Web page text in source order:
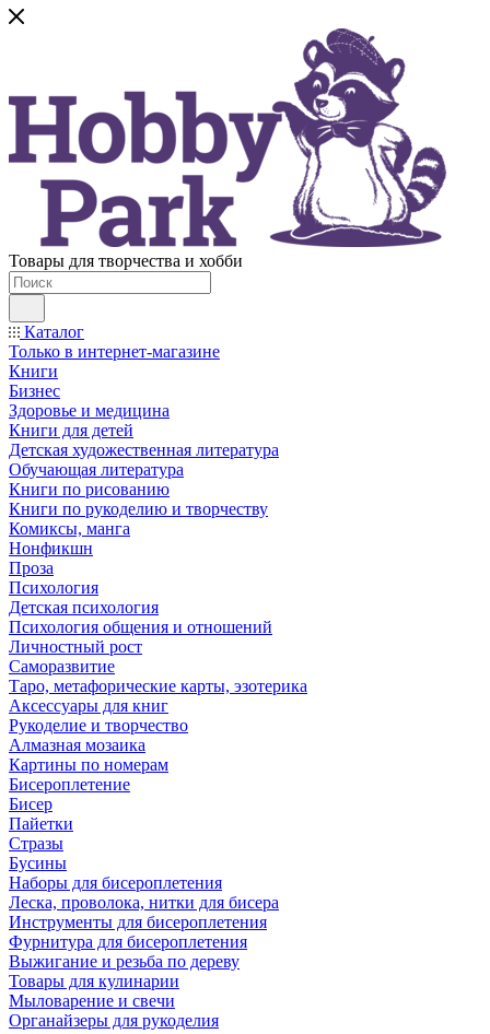
Товары для творчества и хобби
Каталог
Только в интернет-магазине
Книги
Бизнес
Здоровье и медицина
Книги для детей
Детская художественная литература
Обучающая литература
Книги по рисованию
Книги по рукоделию и творчеству
Комиксы, манга
Нонфикшн
Проза
Психология
Детская психология
Психология общения и отношений
Личностный рост
Саморазвитие
Таро, метафорические карты, эзотерика
Аксессуары для книг
Рукоделие и творчество
Алмазная мозаика
Картины по номерам
Бисероплетение
Бисер
Пайетки
Стразы
Бусины
Наборы для бисероплетения
Леска, проволока, нитки для бисера
Инструменты для бисероплетения
Фурнитура для бисероплетения
Выжигание и резьба по дереву
Товары для кулинарии
Мыловарение и свечи
Органайзеры для рукоделия